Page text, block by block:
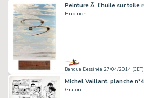
Hubinon
Banque Dessinée 27/04/2014 (CET)
Graton